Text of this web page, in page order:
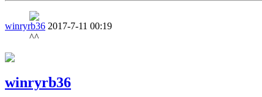
winryrb36 2017-7-11 00:19
^^
winryrb36